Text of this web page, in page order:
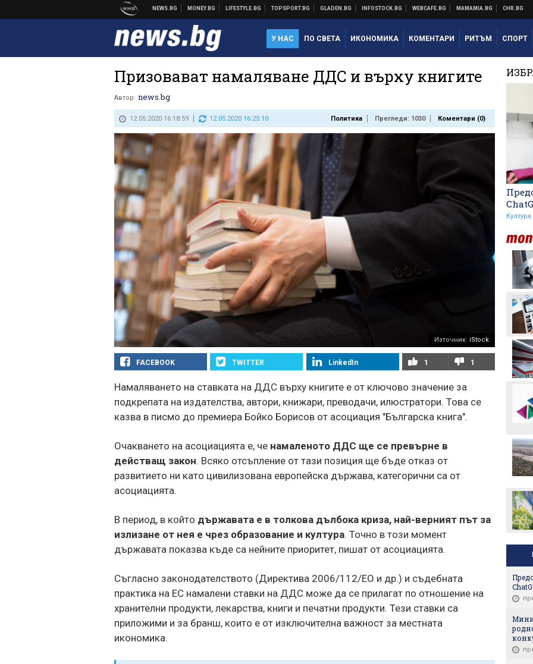
У НАС ПО СВЕТА ИКОНОМИКА КОМЕНТАРИ РИТЪМ СПОРТ
Призовават намаляване ДДС и върху книгите
Автор: news.bg
12.05.2020 16:18:59 12.05.2020 16:25:10 Политика Прегледи: 1030 Коментари (0)
Източник: iStock
FACEBOOK TWITTER LinkedIn 1 1
Намаляването на ставката на ДДС върху книгите е от ключово значение за
подкрепата на издателства, автори, книжари, преводачи, илюстратори. Това се
казва в писмо до премиера Бойко Борисов от асоциация "Българска книга".
Очакването на асоциацията е, че намаленото ДДС ще се превърне в
действащ закон. Всяко отсъпление от тази позиция ще бъде отказ от
развитието ни като цивилизована европейска държава, категорични са от
асоциацията.
В период, в който държавата е в толкова дълбока криза, най-верният път за
излизане от нея е чрез образование и култура. Точно в този момент
държавата показва къде са нейните приоритет, пишат от асоциацията.
Съгласно законодателството (Директива 2006/112/ЕО и др.) и съдебната
практика на ЕС намалени ставки на ДДС може да се прилагат по отношение на
хранителни продукти, лекарства, книги и печатни продукти. Тези ставки са
приложими и за бранш, които е от изключителна важност за местната
икономика.
Култура
съвсем друга финансова
орбита, ако отстрани
Трудният съперник на
ЦСКА - що за отбор е
Макаби Тел Авив?
ЦСКА в опит да направи
първата крачка към
отстраняването на
Макаби Тел Авив
голмайстора на Лига на
конференциите, но се
разминал с трансфер
Стотици посрещнаха